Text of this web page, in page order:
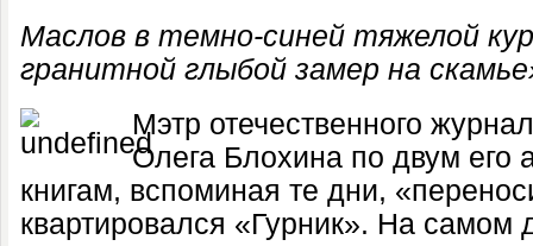
Маслов в темно-синей тяжелой
гранитной глыбой замер на скамье
Мэтр отечественного
Олега Блохина по двум его
книгам, вспоминая те дни,
квартировался «Гурник». На самом